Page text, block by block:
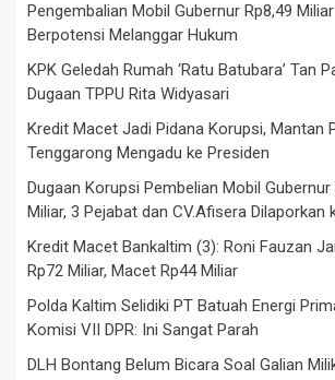
Pengembalian Mobil Gubernur Rp8,49
Berpotensi Melanggar Hukum
KPK Geledah Rumah ‘Ratu Batubara’ Tan
Dugaan TPPU Rita Widyasari
Kredit Macet Jadi Pidana Korupsi, Mantan
Tenggarong Mengadu ke Presiden
Dugaan Korupsi Pembelian Mobil Gubernur
Miliar, 3 Pejabat dan CV.Afisera Dilaporkan
Kredit Macet Bankaltim (3): Roni Fauzan
Rp72 Miliar, Macet Rp44 Miliar
Polda Kaltim Selidiki PT Batuah Energi
Komisi VII DPR: Ini Sangat Parah
DLH Bontang Belum Bicara Soal Galian